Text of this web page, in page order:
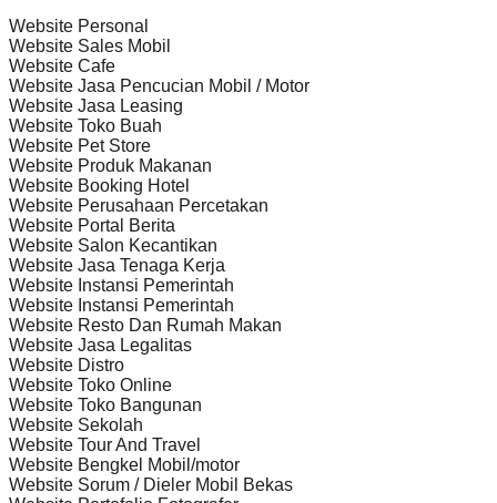
Website Personal
Website Sales Mobil
Website Cafe
Website Jasa Pencucian Mobil / Motor
Website Jasa Leasing
Website Toko Buah
Website Pet Store
Website Produk Makanan
Website Booking Hotel
Website Perusahaan Percetakan
Website Portal Berita
Website Salon Kecantikan
Website Jasa Tenaga Kerja
Website Instansi Pemerintah
Website Instansi Pemerintah
Website Resto Dan Rumah Makan
Website Jasa Legalitas
Website Distro
Website Toko Online
Website Toko Bangunan
Website Sekolah
Website Tour And Travel
Website Bengkel Mobil/motor
Website Sorum / Dieler Mobil Bekas